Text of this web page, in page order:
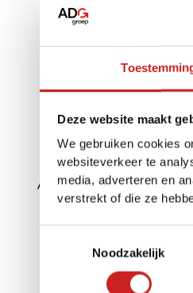
Deze website maakt
We gebruiken cookies
websiteverkeer te
media, adverteren en
verstrekt of die ze
Noodzakelijk
Application error: aclient-